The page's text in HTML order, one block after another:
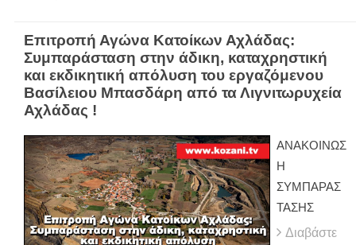
Επιτροπή Αγώνα Κατοίκων Αχλάδας:
Συμπαράσταση στην άδικη, καταχρηστική
και εκδικητική απόλυση του εργαζόμενου
Βασίλειου Μπασδάρη από τα Λιγνιτωρυχεία
Αχλάδας !
ΑΝΑΚΟΙΝΩΣ
Η
ΣΥΜΠΑΡΑΣ
ΤΑΣΗΣ
Διαβάστε